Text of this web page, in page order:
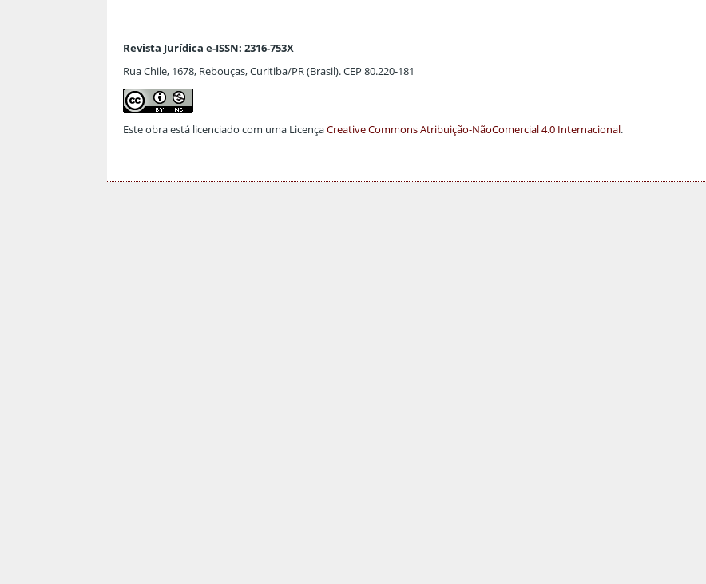
Revista Jurídica e-ISSN: 2316-753X
Rua Chile, 1678, Rebouças, Curitiba/PR (Brasil). CEP 80.220-181
Este obra está licenciado com uma LicençaCreative Commons Atribuição-NãoComercial 4.0 Internacional.